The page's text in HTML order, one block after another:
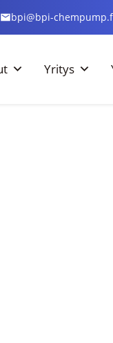
bpi@bpi-
Yritys